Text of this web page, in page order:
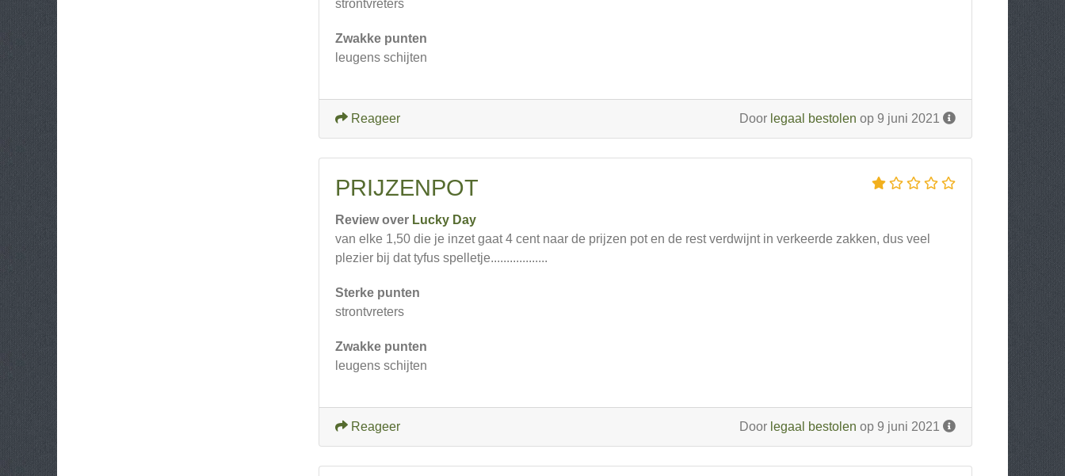
strontvreters
Zwakke punten
leugens schijten
Door legaal bestolen op 9 juni 2021
Reageer
PRIJZENPOT
Review over Lucky Day
van elke 1,50 die je inzet gaat 4 cent naar de prijzen pot en de rest verdwijnt in verkeerde zakken, dus veel
plezier bij dat tyfus spelletje..................
Sterke punten
strontvreters
Zwakke punten
leugens schijten
Door legaal bestolen op 9 juni 2021
Reageer